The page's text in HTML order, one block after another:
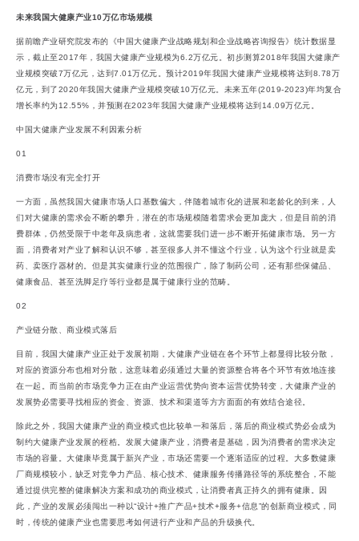
未来我国大健康产业10万亿市场规模
据前瞻产业研究院发布的《中国大健康产业战略规划和企业战略咨询报告》统计数据显
示，截止至2017年，我国大健康产业规模为6.2万亿元。初步测算2018年我国大健康产
业规模突破7万亿元，达到7.01万亿元。预计2019年我国大健康产业规模将达到8.78万
亿元，到了2020年我国大健康产业规模突破10万亿元。未来五年(2019-2023)年均复合
增长率约为12.55%，并预测在2023年我国大健康产业规模将达到14.09万亿元。
中国大健康产业发展不利因素分析
01
消费市场没有完全打开
一方面，虽然我国大健康市场人口基数偏大，伴随着城市化的进展和老龄化的到来，人
们对大健康的需求会不断的攀升，潜在的市场规模随着需求会更加庞大，但是目前的消
费群体，仍然受限于中老年及病患者，这就需要我们进一步不断开拓健康市场。另一方
面，消费者对产业了解和认识不够，甚至很多人并不懂这个行业，认为这个行业就是卖
药、卖医疗器材的。但是其实健康行业的范围很广，除了制药公司，还有那些保健品、
健康食品、甚至洗脚足疗等行业都是属于健康行业的范畴。
02
产业链分散、商业模式落后
目前，我国大健康产业正处于发展初期，大健康产业链在各个环节上都显得比较分散，
对应的资源分布也相对分散，这意味着必须通过大量的资源整合将各个环节有效地连接
在一起。而当前的市场竞争力正在由产业运营优势向资本运营优势转变，大健康产业的
发展势必需要寻找相应的资金、资源、技术和渠道等方方面面的有效结合途径。
除此之外，我国大健康产业的商业模式也比较单一和落后，落后的商业模式势必会成为
制约大健康产业发展的桎梏。发展大健康产业，消费者是基础，因为消费者的需求决定
市场的容量。大健康毕竟属于新兴产业，市场还需要一个逐渐适应的过程。大多数健康
厂商规模较小，缺乏对竞争力产品、核心技术、健康服务传播路径等的系统整合，不能
通过提供完整的健康解决方案和成功的商业模式，让消费者真正持久的拥有健康。因
此，产业的发展必须闯出一种以“设计+推广产品+技术+服务+信息”的创新商业模式，同
时，传统的健康产业也需要思考如何进行产业和产品的升级换代。